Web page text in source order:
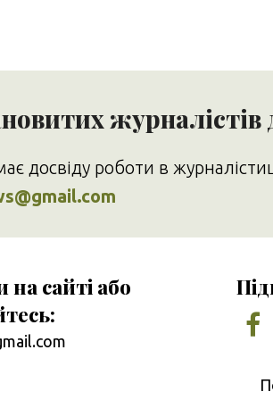
журналістів
досвіду роботи в
сайті або